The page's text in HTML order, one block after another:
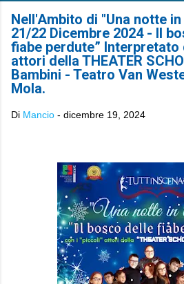
Nell'Ambito di "Una notte
21/22 Dicembre 2024 - Il
fiabe perdute” Interpretato
attori della THEATER
Bambini - Teatro Van
Mola.
Di Mancio - dicembre 19, 2024